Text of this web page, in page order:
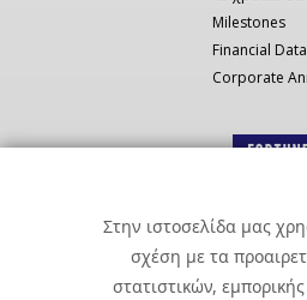
Στην ιστοσελίδα μας
σχέση με τα
στατιστικών,
Milestones
Financial Data
Corporate